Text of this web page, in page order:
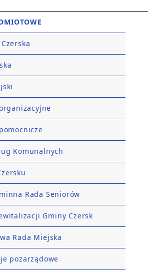
Komunalnych
Rada Seniorów
Gminy Czersk
Rada Miejska
pozarządowe